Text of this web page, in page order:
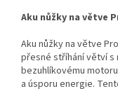
Aku nůžky na větve
Aku nůžky na větve
přesné stříhání větví s
bezuhlíkovému
a úsporu energie.